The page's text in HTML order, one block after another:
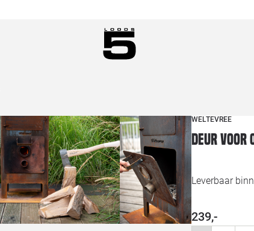
WELTEVREE
Deur voor
Leverbaar
239,-